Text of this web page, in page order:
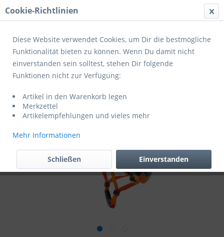
Menü
Übersicht Helme Erwachsene
Cookie-Richtlinien
Diese Website verwendet Cookies, um Dir die bestmögliche
Funktionalität bieten zu können. Wenn Du damit nicht
einverstanden sein solltest, stehen Dir folgende
Funktionen nicht zur Verfügung:
Artikel in den Warenkorb legen
Merkzettel
Artikelempfehlungen und vieles mehr
Mehr Informationen
Einverstanden
Schließen